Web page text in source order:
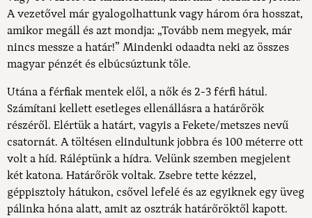
A vezetővel már gyalogolhattunk vagy három óra hosszat,
amikor megáll és azt mondja: „Tovább nem megyek, már
nincs messze a határ!” Mindenki odaadta neki az összes
magyar pénzét és elbúcsúztunk tőle.
Utána a férfiak mentek elől, a nők és 2-3 férfi hátul.
Számítani kellett esetleges ellenállásra a határőrök
részéről. Elértük a határt, vagyis a Fekete/metszes nevű
csatornát. A töltésen elindultunk jobbra és 100 méterre ott
volt a híd. Ráléptünk a hídra. Velünk szemben megjelent
két katona. Határőrök voltak. Zsebre tette kézzel,
géppisztoly hátukon, csővel lefelé és az egyiknek egy üveg
pálinka hóna alatt, amit az osztrák határőröktől kapott.